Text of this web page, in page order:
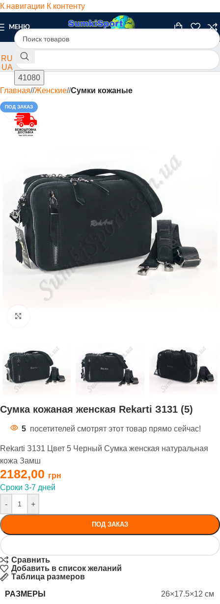
К навигации К контенту
МЕНЮ
RU
UA
Главная/ Женские/ Сумки кожаные
ПОД ЗАКАЗ
Сумка кожаная женская Rekarti З131 (5)
5 посетителей смотрят этот товар прямо сейчас!
Rekarti З131 Цвет 5 Черный Сумка женская натуральная
кожа Замш
2182,00
Сроки 3-7 дней
-
+
ПОД ЗАКАЗ
Сравнить
Добавить в список желаний
Таблица размеров
РАЗМЕРЫ 26×17.5×12 см